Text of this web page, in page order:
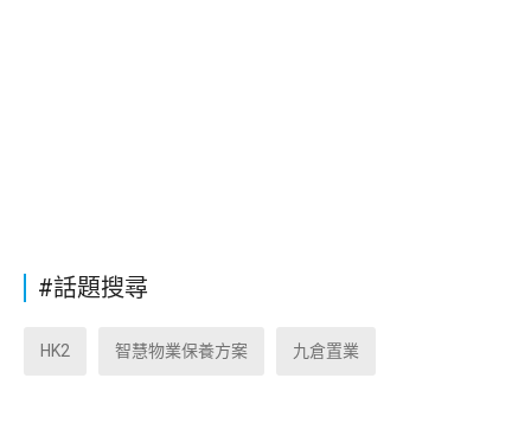
#話題搜尋
HK2 智慧物業保養方案 九倉置業